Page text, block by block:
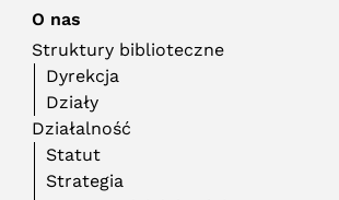
O nas
Struktury biblioteczne
Dyrekcja
Działy
Działalność
Statut
Strategia